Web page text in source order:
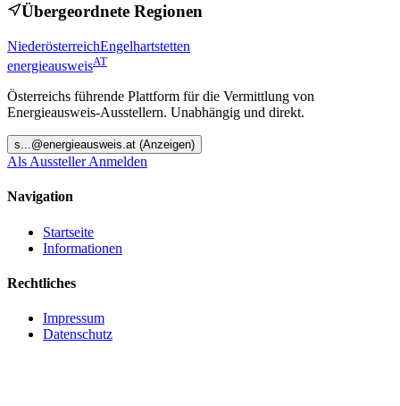
Übergeordnete Regionen
NiederösterreichEngelhartstetten
energieausweisAT
Österreichs führende Plattform für die Vermittlung von
Energieausweis-Ausstellern. Unabhängig und direkt.
s ...@energieausweis.at (Anzeigen)
Als Aussteller Anmelden
Navigation
Startseite
Informationen
Rechtliches
Impressum
Datenschutz